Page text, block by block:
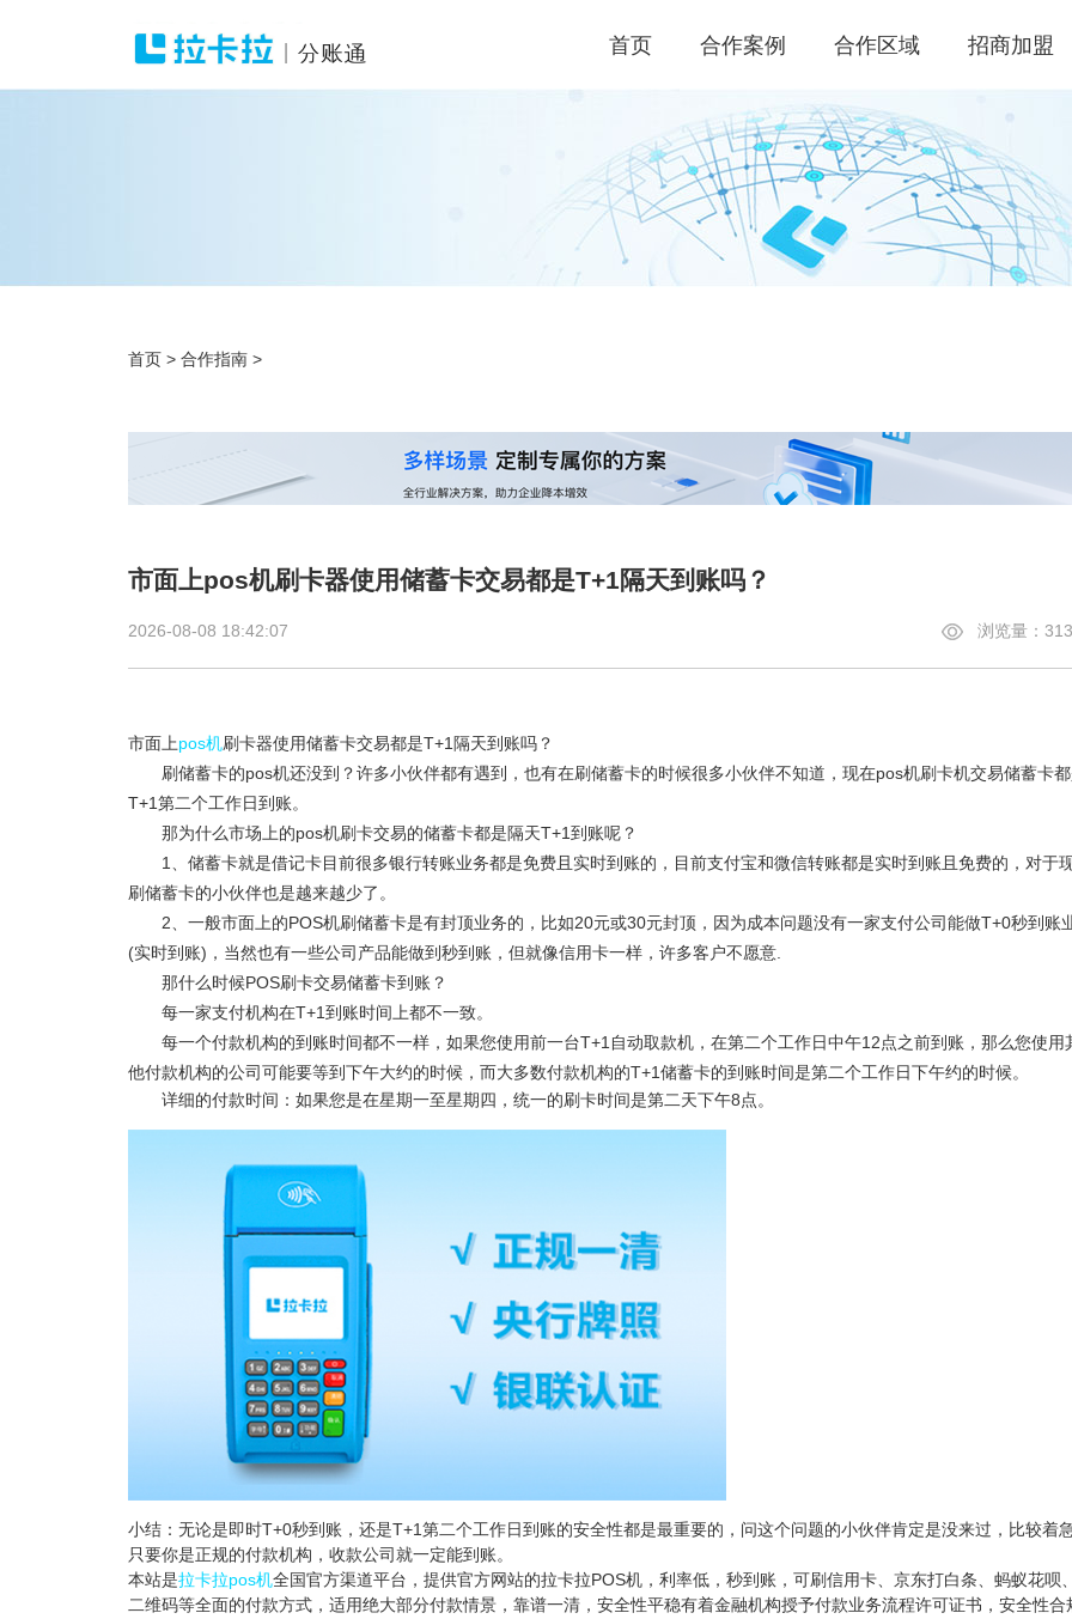
首页 合作案例 合作区域 招商加盟
首页 > 合作指南 >
市面上pos机刷卡器使用储蓄卡交易都是T+1隔天到账吗？
浏览量：
2026-08-08 18:42:07
市面上pos机刷卡器使用储蓄卡交易都是T+1隔天到账吗？
刷储蓄卡的pos机还没到？许多小伙伴都有遇到，也有在刷储蓄卡的时候很多小伙伴不知道，现在pos机刷卡机交易储蓄卡
T+1第二个工作日到账。
那为什么市场上的pos机刷卡交易的储蓄卡都是隔天T+1到账呢？
1、储蓄卡就是借记卡目前很多银行转账业务都是免费且实时到账的，目前支付宝和微信转账都是实时到账且免费的，对于
刷储蓄卡的小伙伴也是越来越少了。
2、一般市面上的POS机刷储蓄卡是有封顶业务的，比如20元或30元封顶，因为成本问题没有一家支付公司能做T+0秒到账
(实时到账)，当然也有一些公司产品能做到秒到账，但就像信用卡一样，许多客户不愿意.
那什么时候POS刷卡交易储蓄卡到账？
每一家支付机构在T+1到账时间上都不一致。
每一个付款机构的到账时间都不一样，如果您使用前一台T+1自动取款机，在第二个工作日中午12点之前到账，那么您使用
他付款机构的公司可能要等到下午大约的时候，而大多数付款机构的T+1储蓄卡的到账时间是第二个工作日下午约的时候。
详细的付款时间：如果您是在星期一至星期四，统一的刷卡时间是第二天下午8点。
小结：无论是即时T+0秒到账，还是T+1第二个工作日到账的安全性都是最重要的，问这个问题的小伙伴肯定是没来过，比较着急
只要你是正规的付款机构，收款公司就一定能到账。
本站是拉卡拉pos机全国官方渠道平台，提供官方网站的拉卡拉POS机，利率低，秒到账，可刷信用卡、京东打白条、蚂蚁花呗
二维码等全面的付款方式，适用绝大部分付款情景，靠谱一清，安全性平稳有着金融机构授予付款业务流程许可证书，安全性合